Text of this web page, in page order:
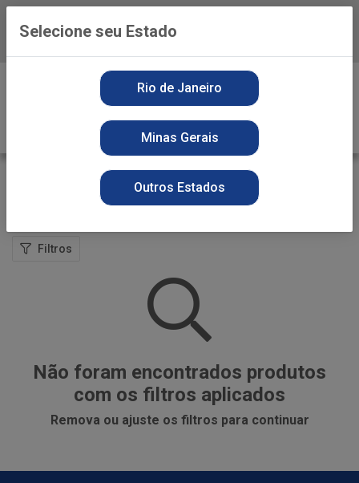
Baixe já o APP da Playvender
FOODS (SECA) CEREAIS
Filtros
Não foram encontrados produtos
com os filtros aplicados
Remova ou ajuste os filtros para continuar
Selecione seu Estado
Rio de Janeiro
Minas Gerais
Outros Estados